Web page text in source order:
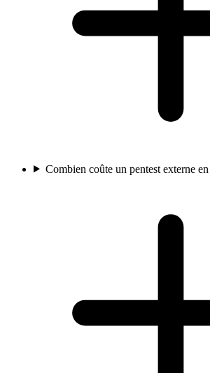
Combien coûte un pentest externe